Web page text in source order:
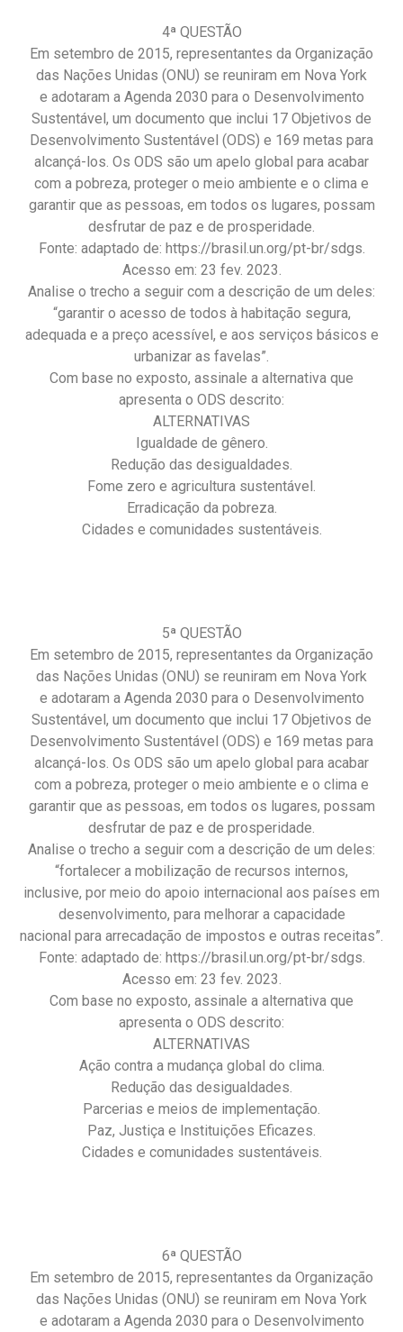
4ª QUESTÃO
Em setembro de 2015, representantes da Organização
das Nações Unidas (ONU) se reuniram em Nova York
e adotaram a Agenda 2030 para o Desenvolvimento
Sustentável, um documento que inclui 17 Objetivos de
Desenvolvimento Sustentável (ODS) e 169 metas para
alcançá-los. Os ODS são um apelo global para acabar
com a pobreza, proteger o meio ambiente e o clima e
garantir que as pessoas, em todos os lugares, possam
desfrutar de paz e de prosperidade.
Fonte: adaptado de: https://brasil.un.org/pt-br/sdgs.
Acesso em: 23 fev. 2023.
Analise o trecho a seguir com a descrição de um deles:
“garantir o acesso de todos à habitação segura,
adequada e a preço acessível, e aos serviços básicos e
urbanizar as favelas”.
Com base no exposto, assinale a alternativa que
apresenta o ODS descrito:
ALTERNATIVAS
Igualdade de gênero.
Redução das desigualdades.
Fome zero e agricultura sustentável.
Erradicação da pobreza.
Cidades e comunidades sustentáveis.
5ª QUESTÃO
Em setembro de 2015, representantes da Organização
das Nações Unidas (ONU) se reuniram em Nova York
e adotaram a Agenda 2030 para o Desenvolvimento
Sustentável, um documento que inclui 17 Objetivos de
Desenvolvimento Sustentável (ODS) e 169 metas para
alcançá-los. Os ODS são um apelo global para acabar
com a pobreza, proteger o meio ambiente e o clima e
garantir que as pessoas, em todos os lugares, possam
desfrutar de paz e de prosperidade.
Analise o trecho a seguir com a descrição de um deles:
“fortalecer a mobilização de recursos internos,
inclusive, por meio do apoio internacional aos países em
desenvolvimento, para melhorar a capacidade
nacional para arrecadação de impostos e outras receitas”.
Fonte: adaptado de: https://brasil.un.org/pt-br/sdgs.
Acesso em: 23 fev. 2023.
Com base no exposto, assinale a alternativa que
apresenta o ODS descrito:
ALTERNATIVAS
Ação contra a mudança global do clima.
Redução das desigualdades.
Parcerias e meios de implementação.
Paz, Justiça e Instituições Eficazes.
Cidades e comunidades sustentáveis.
6ª QUESTÃO
Em setembro de 2015, representantes da Organização
das Nações Unidas (ONU) se reuniram em Nova York
e adotaram a Agenda 2030 para o Desenvolvimento